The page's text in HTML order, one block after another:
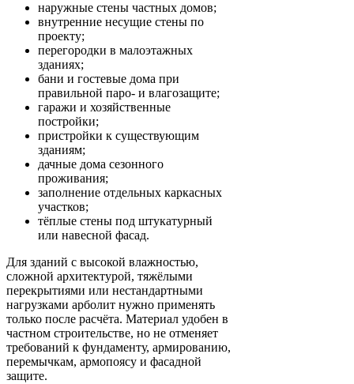
наружные стены частных домов;
внутренние несущие стены по
проекту;
перегородки в малоэтажных
зданиях;
бани и гостевые дома при
правильной паро- и влагозащите;
гаражи и хозяйственные
постройки;
пристройки к существующим
зданиям;
дачные дома сезонного
проживания;
заполнение отдельных каркасных
участков;
тёплые стены под штукатурный
или навесной фасад.
Для зданий с высокой влажностью,
сложной архитектурой, тяжёлыми
перекрытиями или нестандартными
нагрузками арболит нужно применять
только после расчёта. Материал удобен в
частном строительстве, но не отменяет
требований к фундаменту, армированию,
перемычкам, армопоясу и фасадной
защите.